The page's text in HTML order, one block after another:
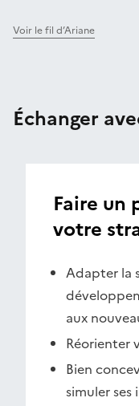
Voir le fil d’Ariane
Échanger
Faire un
votre
Adapter la
aux
Réorienter
Bien
simuler ses